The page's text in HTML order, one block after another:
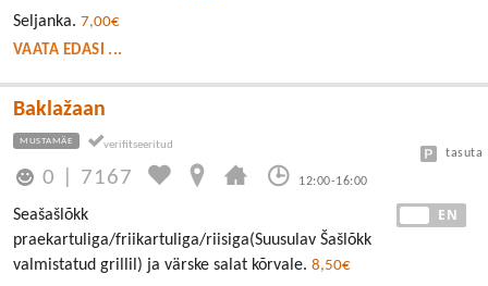
Seljanka. 7,00€
VAATA EDASI ...
Baklažaan
MUSTAMÄE
0 7167 12:00-16:00
tasuta
EN
Seašašlõkk
praekartuliga/friikartuliga/riisiga(Suusulav Šašlõkk
valmistatud grillil) ja värske salat kõrvale. 8,50€